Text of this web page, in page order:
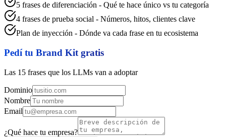
5 frases de diferenciación - Qué te hace único vs tu categoría
4 frases de prueba social - Números, hitos, clientes clave
Plan de inyección - Dónde va cada frase en tu ecosistema
Pedí tu Brand Kit gratis
Las 15 frases que los LLMs van a adoptar
Dominio
Nombre
Email
¿Qué hace tu empresa?